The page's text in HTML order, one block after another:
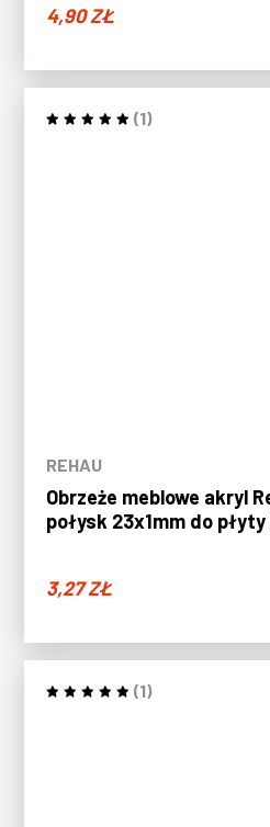
4,90ZŁ
(1)
REHAU
Obrzeże meblowe akryl
połysk 23x1mm do płyty
3,27ZŁ
(1)